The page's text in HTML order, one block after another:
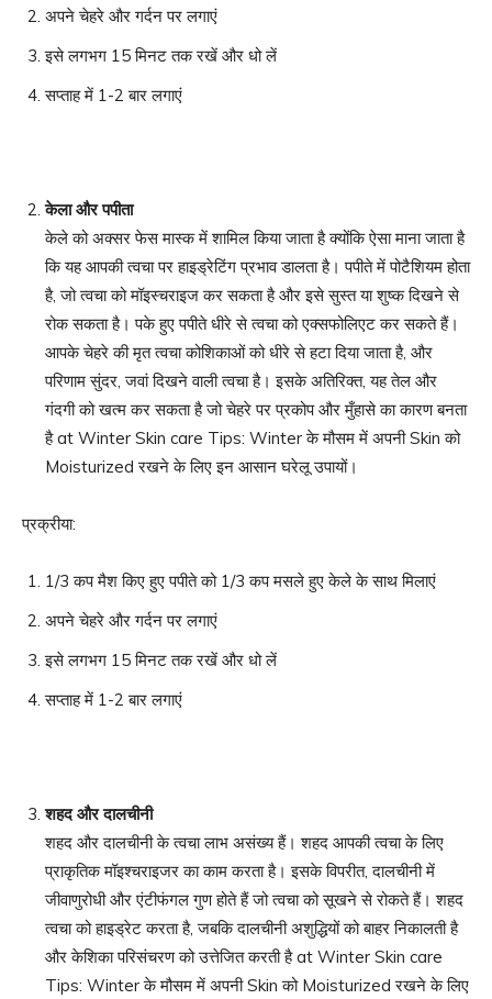
अपने चेहरे और गर्दन पर लगाएं
इसे लगभग 15 मिनट तक रखें और धो लें
सप्ताह में 1-2 बार लगाएं
केला और पपीता
केले को अक्सर फेस मास्क में शामिल किया जाता है क्योंकि ऐसा माना जाता है
कि यह आपकी त्वचा पर हाइड्रेटिंग प्रभाव डालता है। पपीते में पोटैशियम होता
है, जो त्वचा को मॉइस्चराइज कर सकता है और इसे सुस्त या शुष्क दिखने से
रोक सकता है। पके हुए पपीते धीरे से त्वचा को एक्सफोलिएट कर सकते हैं।
आपके चेहरे की मृत त्वचा कोशिकाओं को धीरे से हटा दिया जाता है, और
परिणाम सुंदर, जवां दिखने वाली त्वचा है। इसके अतिरिक्त, यह तेल और
गंदगी को खत्म कर सकता है जो चेहरे पर प्रकोप और मुँहासे का कारण बनता
है at Winter Skin care Tips: Winter के मौसम में अपनी Skin को
Moisturized रखने के लिए इन आसान घरेलू उपायों।
प्रक्रीया:
1/3 कप मैश किए हुए पपीते को 1/3 कप मसले हुए केले के साथ मिलाएं
अपने चेहरे और गर्दन पर लगाएं
इसे लगभग 15 मिनट तक रखें और धो लें
सप्ताह में 1-2 बार लगाएं
शहद और दालचीनी
शहद और दालचीनी के त्वचा लाभ असंख्य हैं। शहद आपकी त्वचा के लिए
प्राकृतिक मॉइश्चराइजर का काम करता है। इसके विपरीत, दालचीनी में
जीवाणुरोधी और एंटीफंगल गुण होते हैं जो त्वचा को सूखने से रोकते हैं। शहद
त्वचा को हाइड्रेट करता है, जबकि दालचीनी अशुद्धियों को बाहर निकालती है
और केशिका परिसंचरण को उत्तेजित करती है at Winter Skin care
Tips: Winter के मौसम में अपनी Skin को Moisturized रखने के लिए